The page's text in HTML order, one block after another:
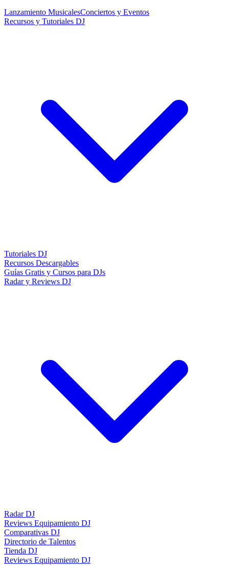
Lanzamiento MusicalesConciertos y Eventos
Recursos y Tutoriales DJ
Tutoriales DJ
Recursos Descargables
Guías Gratis y Cursos para DJs
Radar y Reviews DJ
Radar DJ
Reviews Equipamiento DJ
Comparativas DJ
Directorio de Talentos
Tienda DJ
Reviews Equipamiento DJ